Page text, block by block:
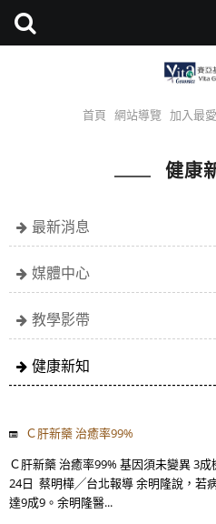
首頁 網站導覽 加入最愛
健康
最新消息
媒體中心
教學影帶
健康新知
Ｃ肝新藥 治癒率99%
Ｃ肝新藥 治癒率99% 基因須未變異 3
24日 蔡明樺╱台北報導 余明隆說，若
達9成9。余明隆醫...